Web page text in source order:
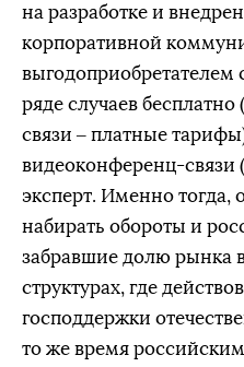
на разработке и
корпоративной
выгодоприобретателем
ряде случаев
связи – платные
видеоконференц-связи
эксперт. Именно тогда,
набирать обороты и
забравшие долю рынка
структурах, где
господдержки
то же время